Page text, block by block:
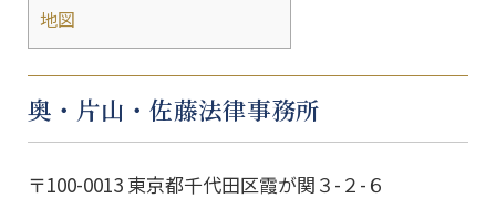
地図
奥・片山・佐藤法律事務所
〒100-0013 東京都千代田区霞が関３-２-６